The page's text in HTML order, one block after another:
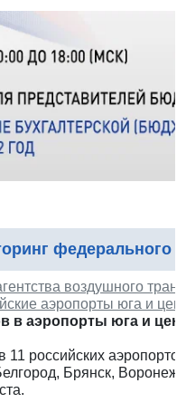
федерального
воздушного
аэропорты юга и
в аэропорты юга и
11 российских
Брянск,